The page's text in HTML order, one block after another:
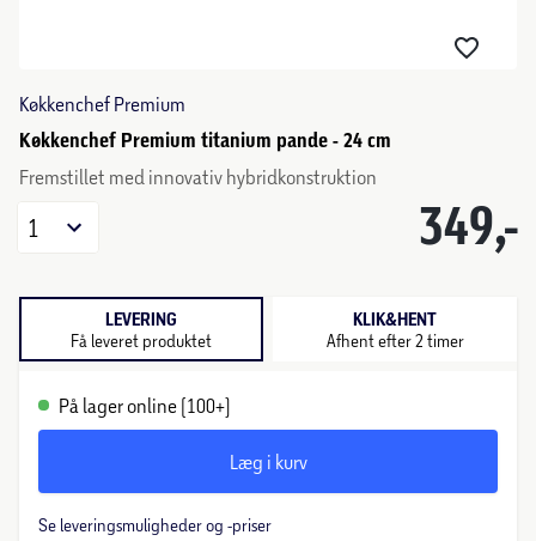
Køkkenchef Premium
Køkkenchef Premium titanium pande - 24 cm
Fremstillet med innovativ hybridkonstruktion
349,-
1
LEVERING
Få leveret produktet
KLIK&HENT
Afhent efter 2 timer
På lager online (100+)
Læg i kurv
Se leveringsmuligheder og -priser